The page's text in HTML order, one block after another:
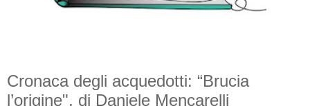
Cronaca degli acquedotti: “Brucia
l’origine", di Daniele Mencarelli